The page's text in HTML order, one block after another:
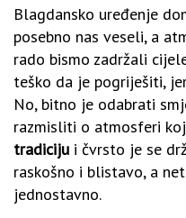
Blagdansko uređenje
posebno nas veseli, a
rado bismo zadržali
teško da je pogriješiti,
No, bitno je odabrati
razmisliti o atmosferi
tradiciju i čvrsto je se
raskošno i blistavo, a
jednostavno.